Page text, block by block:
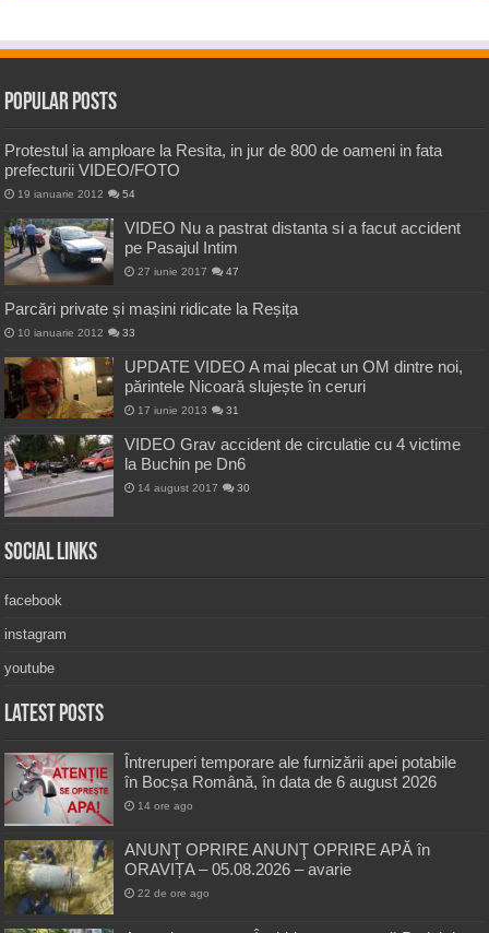
Popular Posts
Protestul ia amploare la Resita, in jur de 800 de oameni in fata
prefecturii VIDEO/FOTO
19 ianuarie 2012 54
VIDEO Nu a pastrat distanta si a facut accident
pe Pasajul Intim
27 iunie 2017 47
Parcări private și mașini ridicate la Reșița
10 ianuarie 2012 33
UPDATE VIDEO A mai plecat un OM dintre noi,
părintele Nicoară slujește în ceruri
17 iunie 2013 31
VIDEO Grav accident de circulatie cu 4 victime
la Buchin pe Dn6
14 august 2017 30
Social Links
facebook
instagram
youtube
Latest Posts
Întreruperi temporare ale furnizării apei potabile
în Bocșa Română, în data de 6 august 2026
14 ore ago
ANUNŢ OPRIRE ANUNŢ OPRIRE APĂ în
ORAVIȚA – 05.08.2026 – avarie
22 de ore ago